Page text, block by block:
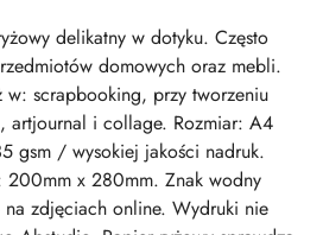
delikatny w dotyku. Często
domowych oraz mebli.
w: scrapbooking, przy tworzeniu
artjournal i collage. Rozmiar: A4
gsm / wysokiej jakości nadruk.
200mm x 280mm. Znak wodny
zdjęciach online. Wydruki nie